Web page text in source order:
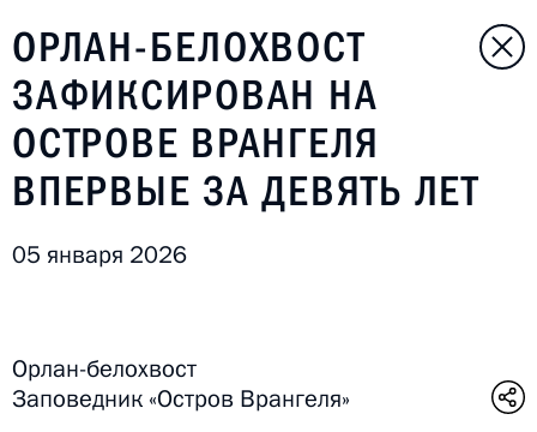
ОРЛАН-БЕЛОХВОСТ
ЗАФИКСИРОВАН НА
ОСТРОВЕ ВРАНГЕЛЯ
ВПЕРВЫЕ ЗА ДЕВЯТЬ ЛЕТ
05 января 2026
Орлан-белохвост
Заповедник «Остров Врангеля»